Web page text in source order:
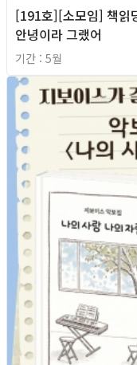
[191호][소모임] 책읽
안녕이라 그랬어
기간 : 5월